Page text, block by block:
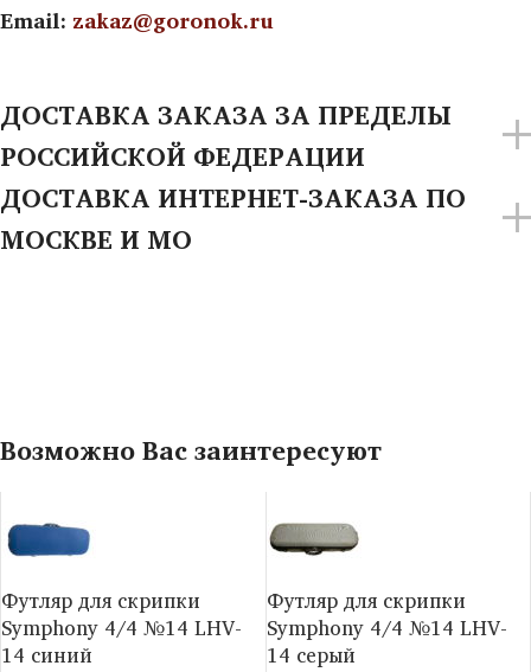
Email: zakaz@goronok.ru
ДОСТАВКА ЗАКАЗА ЗА ПРЕДЕЛЫ
РОССИЙСКОЙ ФЕДЕРАЦИИ
ДОСТАВКА ИНТЕРНЕТ-ЗАКАЗА ПО
МОСКВЕ И МО
Возможно Вас заинтересуют
Футляр для скрипки
Symphony 4/4 №14 LHV-
14 синий
Футляр для скрипки
Symphony 4/4 №14 LHV-
14 серый